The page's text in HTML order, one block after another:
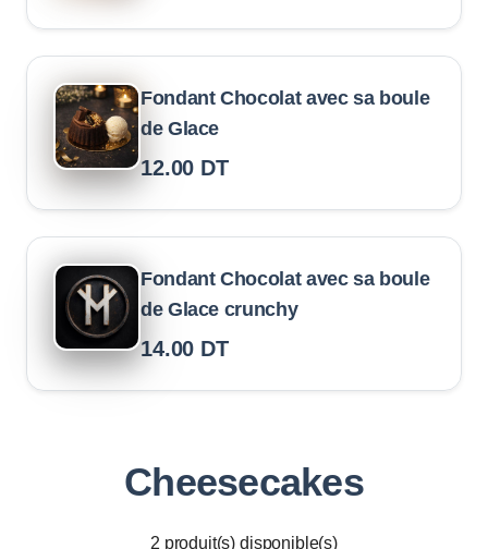
Fondant Chocolat avec sa boule
de Glace
12.00 DT
Fondant Chocolat avec sa boule
de Glace crunchy
14.00 DT
Cheesecakes
2 produit(s) disponible(s)